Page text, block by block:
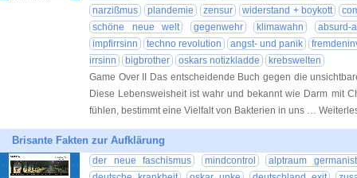
narzißmus
plandemie zensur widerstand + boykott
schöne neue welt
gegenwehr klimawahn
absurd-
impfirrsinn
techno revolution angst- und panik
irrsinn
bigbrother oskars notizkladde
krebswelten
Game Over II Das entscheidende Buch gegen die
Diese Lebensweisheit ist wahr und bekannt wie Darm mit
fühlen, bestimmt eine Vielfalt von Bakterien in uns …
Brisante Fakten zur Aufklärung
der neue faschismus mindcontrol
alptraum